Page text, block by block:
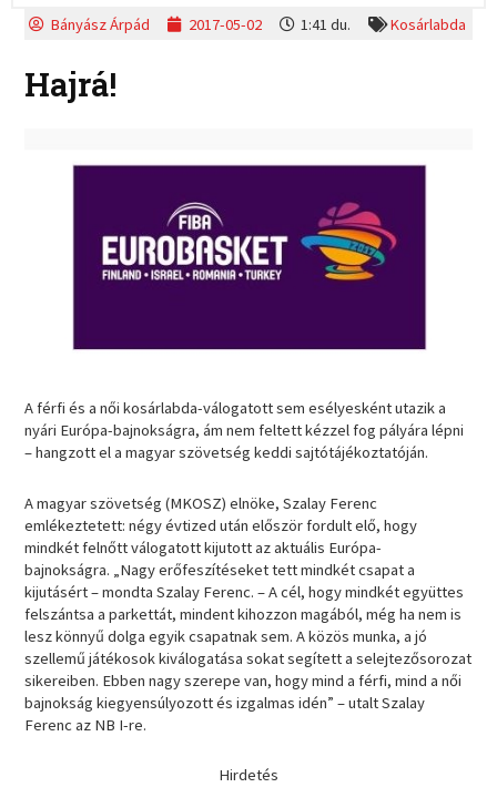
Bányász Árpád 2017-05-02 1:41 du. Kosárlabda
Hajrá!
A férfi és a női kosárlabda-válogatott sem esélyesként utazik a
nyári Európa-bajnokságra, ám nem feltett kézzel fog pályára lépni
– hangzott el a magyar szövetség keddi sajtótájékoztatóján.
A magyar szövetség (MKOSZ) elnöke, Szalay Ferenc
emlékeztetett: négy évtized után először fordult elő, hogy
mindkét felnőtt válogatott kijutott az aktuális Európa-
bajnokságra. „Nagy erőfeszítéseket tett mindkét csapat a
kijutásért – mondta Szalay Ferenc. – A cél, hogy mindkét együttes
felszántsa a parkettát, mindent kihozzon magából, még ha nem is
lesz könnyű dolga egyik csapatnak sem. A közös munka, a jó
szellemű játékosok kiválogatása sokat segített a selejtezősorozat
sikereiben. Ebben nagy szerepe van, hogy mind a férfi, mind a női
bajnokság kiegyensúlyozott és izgalmas idén” – utalt Szalay
Ferenc az NB I-re.
Hirdetés